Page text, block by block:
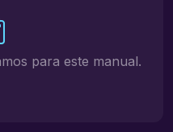
para este manual.